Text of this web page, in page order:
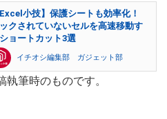
Excel小技】保護シートも効率化！
クされていないセルを高速移動す
ョートカット3選
イチオシ編集部 ガジェット部
筆時のものです。